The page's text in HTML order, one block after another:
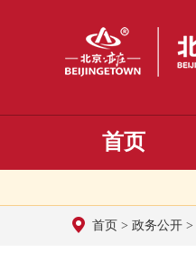
首页
首页 > 政务公开 >